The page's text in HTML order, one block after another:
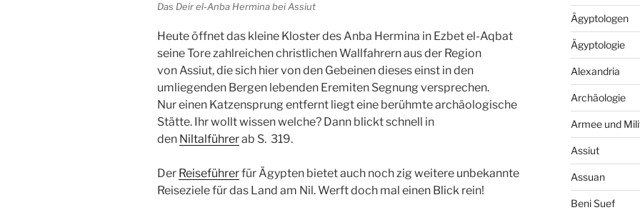
Das Deir el-Anba Hermina bei Assiut
Heute öffnet das kleine Klosterdes Anba Hermina in Ezbet el-Aqbat
seine Tore zahlreichen christlichen Wallfahrern aus der Region
vonAssiut, die sich hier von den Gebeinen dieses einst in den
umliegenden Bergen lebenden Eremiten Segnung versprechen.
Nur einen Katzensprung entfernt liegt eine berühmte archäologische
Stätte. Ihr wollt wissen welche? Dann blickt schnell in
den Niltalführerab S. 319.
Der Reiseführerfür Ägypten bietet auch noch zig weitere unbekannte
Reiseziele für das Land am Nil. Werft doch mal einen Blick rein!
Ägyptologen
Ägyptologie
Alexandria
Archäologie
Armee und
Assiut
Assuan
Beni Suef